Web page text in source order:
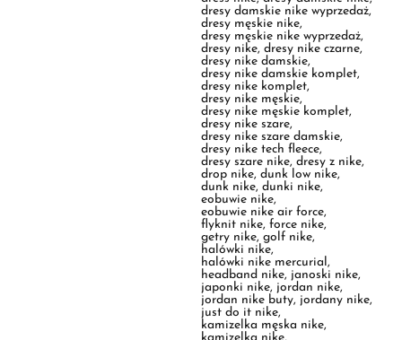
dresy nike damskie komplet,
dresy nike komplet
dresy nike męskie,
dresy nike męskie komplet,
dresy nike szare,
dresy nike szare damskie
dresy nike tech fleece,
dresy szare nike,dresy z nike
drop nike, dunk low nike
dunk nike,dunki nike,
eobuwie nike,
eobuwie nike air force,
flyknit nike,force nike
getry nike, golf nike,
halówki nike,
halówki nike mercurial
headband nike , janoski nike
japonki nike, jordan nike
jordan nike buty,jordany nike
just do it nike,
kamizelka męska nike ,
kamizelka nike,
kamizelka nike męska,
kąpielówki męskie nike,
klapki damskie nike,klapki nike
klapki nike damskie,
klapki nike męskie,kod nike